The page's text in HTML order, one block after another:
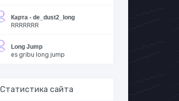
Карта - de_dust2_long
RRRRRRR
Long Jump
es gribu long jump
Статистика сайта